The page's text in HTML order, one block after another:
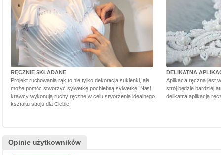
RĘCZNIE SKŁADANE
Projekt ruchowania rąk to nie tylko dekoracja sukienki, ale
może pomóc stworzyć sylwetkę pochlebną sylwetkę. Nasi
krawcy wykonują ruchy ręczne w celu stworzenia idealnego
kształtu stroju dla Ciebie.
DELIKATNA
Aplikacja ręczna jest
strój będzie bardziej
delikatna aplikacja
Opinie użytkowników